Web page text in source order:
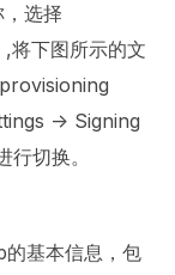
选择
将下图所示的文
-> Signing
切换。
基本信息，包